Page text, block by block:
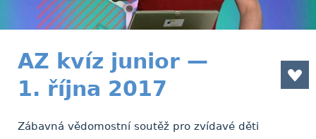
AZ kvíz junior —
1. října 2017
Zábavná vědomostní soutěž pro zvídavé děti